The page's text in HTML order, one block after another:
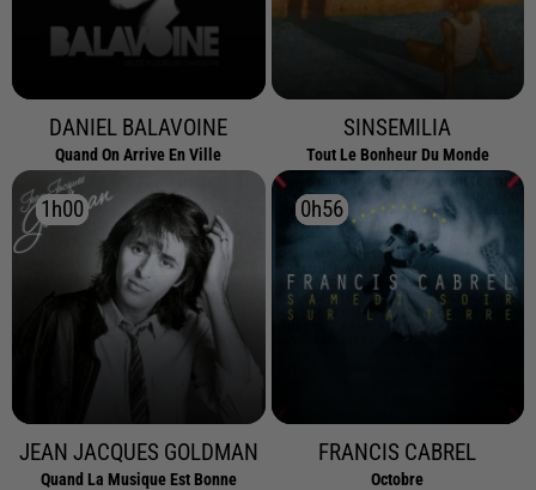
DANIEL BALAVOINE
Quand On Arrive En Ville
SINSEMILIA
Tout Le Bonheur Du Monde
1h00
1h00
JEAN JACQUES GOLDMAN
Quand La Musique Est Bonne
0h56
0h56
FRANCIS CABREL
Octobre